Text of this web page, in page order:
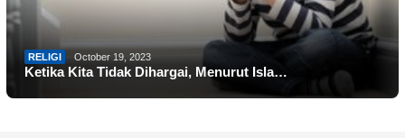
RELIGI October 19, 2023
Ketika Kita Tidak Dihargai, Menurut Isla…